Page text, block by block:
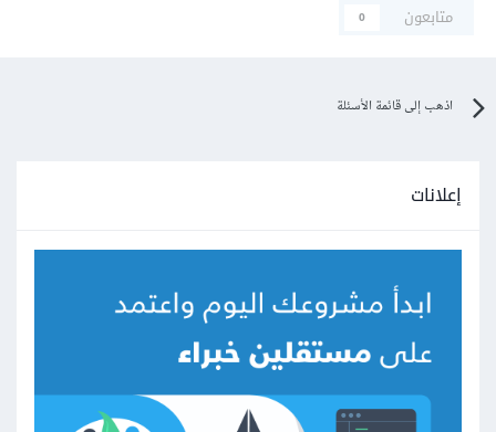
متابعون
0
اذهب إلى قائمة الأسئلة
إعلانات